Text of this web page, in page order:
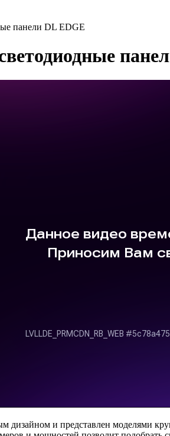
панели DL EDGE
дизайном и представлен моделями